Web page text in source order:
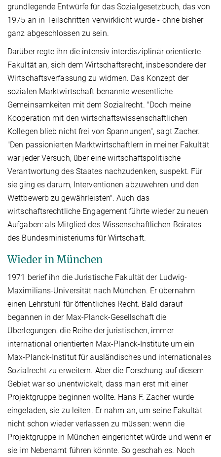
grundlegende Entwürfe für das Sozialgesetzbuch, das von
1975 an in Teilschritten verwirklicht wurde - ohne bisher
ganz abgeschlossen zu sein.
Darüber regte ihn die intensiv interdisziplinär orientierte
Fakultät an, sich dem Wirtschaftsrecht, insbesondere der
Wirtschaftsverfassung zu widmen. Das Konzept der
sozialen Marktwirtschaft benannte wesentliche
Gemeinsamkeiten mit dem Sozialrecht. "Doch meine
Kooperation mit den wirtschaftswissenschaftlichen
Kollegen blieb nicht frei von Spannungen", sagt Zacher.
"Den passionierten Marktwirtschaftlern in meiner Fakultät
war jeder Versuch, über eine wirtschaftspolitische
Verantwortung des Staates nachzudenken, suspekt. Für
sie ging es darum, Interventionen abzuwehren und den
Wettbewerb zu gewährleisten". Auch das
wirtschaftsrechtliche Engagement führte wieder zu neuen
Aufgaben: als Mitglied des Wissenschaftlichen Beirates
des Bundesministeriums für Wirtschaft.
Wieder in München
1971 berief ihn die Juristische Fakultät der Ludwig-
Maximilians-Universität nach München. Er übernahm
einen Lehrstuhl für öffentliches Recht. Bald darauf
begannen in der Max-Planck-Gesellschaft die
Überlegungen, die Reihe der juristischen, immer
international orientierten Max-Planck-Institute um ein
Max-Planck-Institut für ausländisches und internationales
Sozialrecht zu erweitern. Aber die Forschung auf diesem
Gebiet war so unentwickelt, dass man erst mit einer
Projektgruppe beginnen wollte. Hans F. Zacher wurde
eingeladen, sie zu leiten. Er nahm an, um seine Fakultät
nicht schon wieder verlassen zu müssen: wenn die
Projektgruppe in München eingerichtet würde und wenn er
sie im Nebenamt führen könnte. So geschah es. Noch